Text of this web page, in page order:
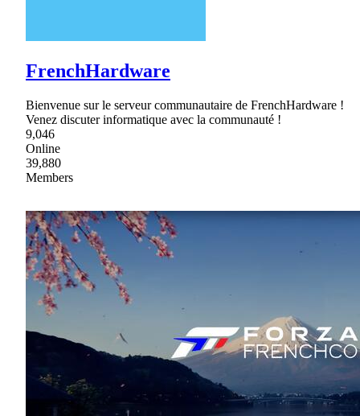
FrenchHardware
Bienvenue sur le serveur communautaire de FrenchHardware !
Venez discuter informatique avec la communauté !
9,046
Online
39,880
Members